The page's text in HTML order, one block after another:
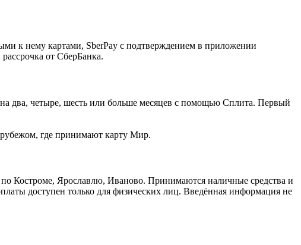
к нему картами, SberPay с подтверждением в приложении
от СберБанка.
два, четыре, шесть или больше месяцев с помощью Сплита. Первый
где принимают карту Мир.
Костроме, Ярославлю, Иваново. Принимаются наличные средства и
доступен только для физических лиц. Введённая информация не